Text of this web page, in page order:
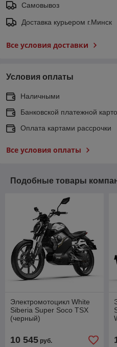
Самовывоз
Доставка курьером г.Минск
Все условия доставки
Условия оплаты
Наличными
Банковской платежной
Оплата картами рассрочки
Все условия оплаты
Подобные товары
Электромотоцикл White
Siberia Super Soco TSX
(черный)
10 545 руб.